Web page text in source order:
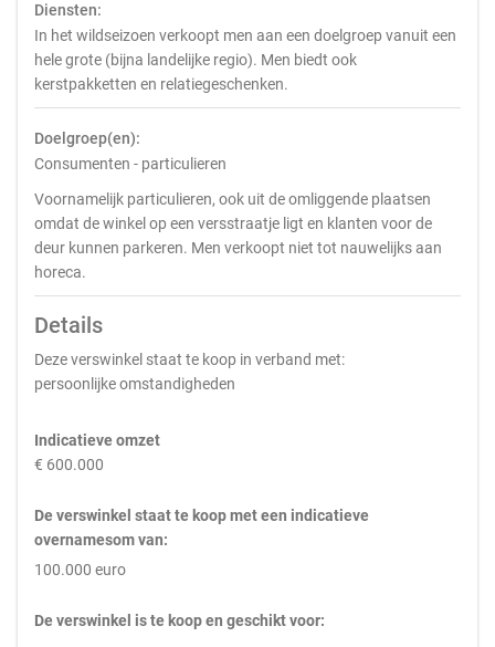
Diensten:
In het wildseizoen verkoopt men aan een doelgroep vanuit een
hele grote (bijna landelijke regio). Men biedt ook
kerstpakketten en relatiegeschenken.
Doelgroep(en):
Consumenten - particulieren
Voornamelijk particulieren, ook uit de omliggende plaatsen
omdat de winkel op een versstraatje ligt en klanten voor de
deur kunnen parkeren. Men verkoopt niet tot nauwelijks aan
horeca.
Details
Deze verswinkel staat te koop in verband met:
persoonlijke omstandigheden
Indicatieve omzet
€ 600.000
De verswinkel staat te koop met een indicatieve
overnamesom van:
100.000 euro
De verswinkel is te koop en geschikt voor: